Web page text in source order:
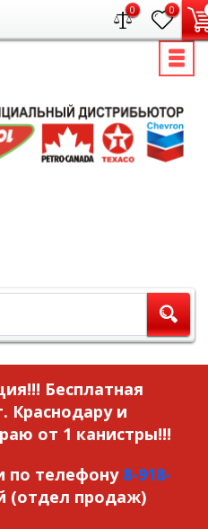
0 0
Бесплатная
Краснодару и
от 1 канистры!!!
по телефону 8-918-
(отдел продаж)